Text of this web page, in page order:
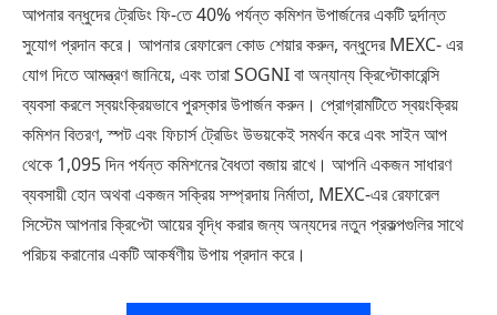
আপনার বন্ধুদের ট্রেডিং ফি-তে 40% পর্যন্ত কমিশন উপার্জনের একটি দুর্দান্ত
সুযোগ প্রদান করে। আপনার রেফারেল কোড শেয়ার করুন, বন্ধুদের MEXC- এর
যোগ দিতে আমন্ত্রণ জানিয়ে, এবং তারা SOGNI বা অন্যান্য ক্রিপ্টোকারেন্সি
ব্যবসা করলে স্বয়ংক্রিয়ভাবে পুরস্কার উপার্জন করুন। প্রোগ্রামটিতে স্বয়ংক্রিয়
কমিশন বিতরণ, স্পট এবং ফিচার্স ট্রেডিং উভয়কেই সমর্থন করে এবং সাইন আপ
থেকে 1,095 দিন পর্যন্ত কমিশনের বৈধতা বজায় রাখে। আপনি একজন সাধারণ
ব্যবসায়ী হোন অথবা একজন সক্রিয় সম্প্রদায় নির্মাতা, MEXC-এর রেফারেল
সিস্টেম আপনার ক্রিপ্টো আয়ের বৃদ্ধি করার জন্য অন্যদের নতুন প্রকল্পগুলির সাথে
পরিচয় করানোর একটি আকর্ষণীয় উপায় প্রদান করে।